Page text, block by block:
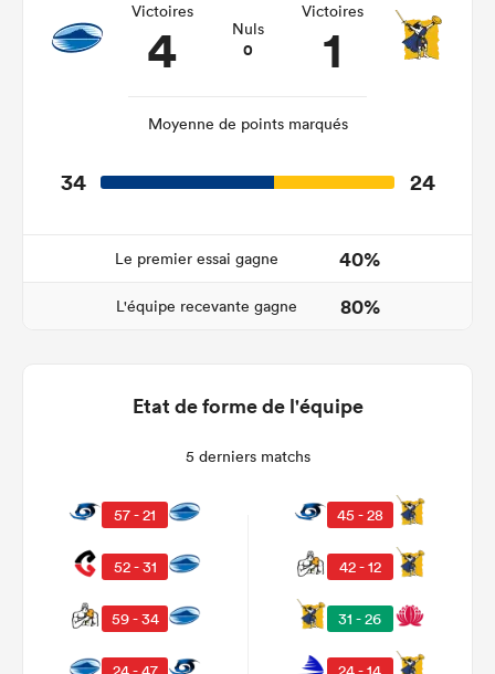
Victoires
4 Nuls
0
Victoires
1
Moyenne de points marqués
34 24
Le premier essai gagne 40%
L'équipe recevante gagne 80%
Etat de forme de l'équipe
5 derniers matchs
57 - 21
52 - 31
59 - 34
45 - 28
42 - 12
31 - 26